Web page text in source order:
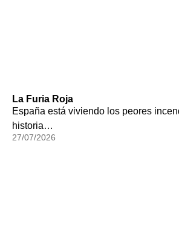
La Furia Roja
España está viviendo los peores
historia…
27/07/2026